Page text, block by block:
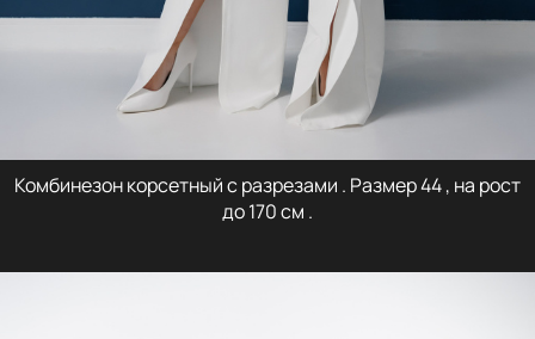
Комбинезон корсетный с разрезами . Размер 44 , на рост
до 170 см .